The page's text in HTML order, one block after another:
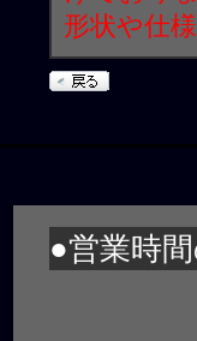
形状や仕
●営業時